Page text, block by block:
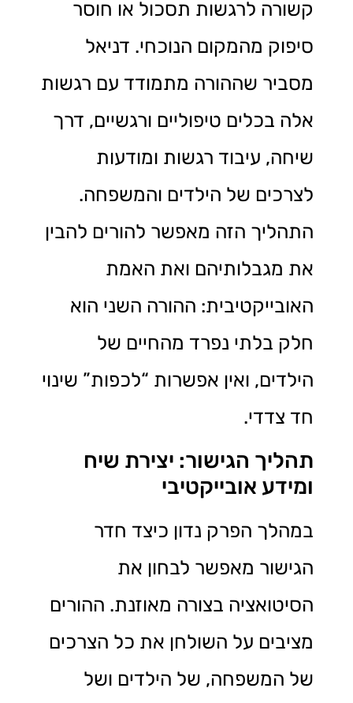
קשורה לרגשות תסכול או חוסר
סיפוק מהמקום הנוכחי. דניאל
מסביר שההורה מתמודד עם רגשות
אלה בכלים טיפוליים ורגשיים, דרך
שיחה, עיבוד רגשות ומודעות
לצרכים של הילדים והמשפחה.
התהליך הזה מאפשר להורים להבין
את מגבלותיהם ואת האמת
האובייקטיבית: ההורה השני הוא
חלק בלתי נפרד מהחיים של
הילדים, ואין אפשרות “לכפות” שינוי
חד צדדי.
תהליך הגישור: יצירת שיח
ומידע אובייקטיבי
במהלך הפרק נדון כיצד חדר
הגישור מאפשר לבחון את
הסיטואציה בצורה מאוזנת. ההורים
מציבים על השולחן את כל הצרכים
של המשפחה, של הילדים ושל